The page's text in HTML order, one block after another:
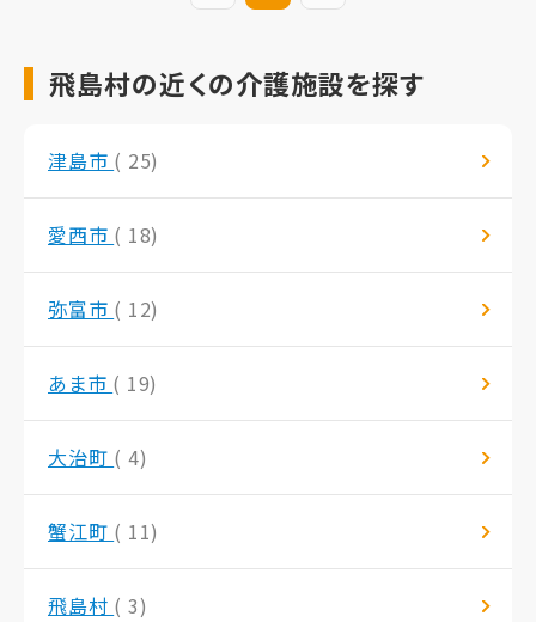
飛島村の近くの介護施設を探す
津島市 ( 25)
愛西市 ( 18)
弥富市 ( 12)
あま市 ( 19)
大治町 ( 4)
蟹江町 ( 11)
飛島村 ( 3)